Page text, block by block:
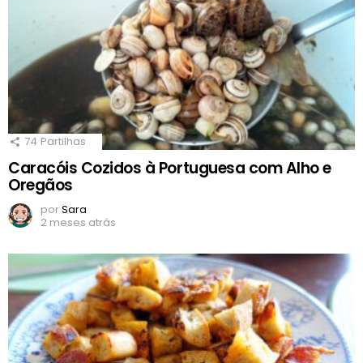
74 Partilhas
Caracóis Cozidos à Portuguesa com Alho e
Oregãos
porSara
2 meses atrás